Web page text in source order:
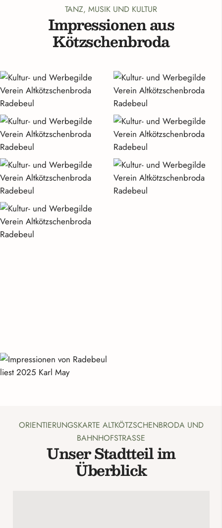
TANZ, MUSIK UND KULTUR
Impressionen aus
Kötzschenbroda
ORIENTIERUNGSKARTE ALTKÖTZSCHENBRODA UND
BAHNHOFSTRASSE
Unser Stadtteil im
Überblick